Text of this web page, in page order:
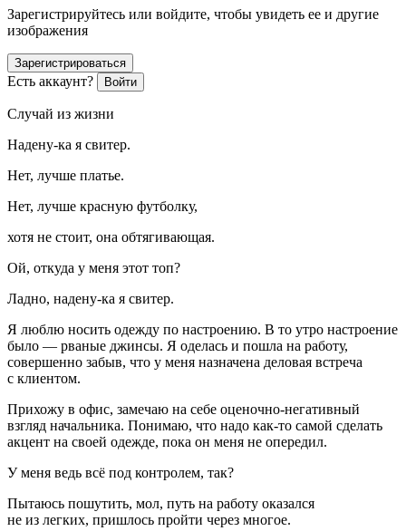
Зарегистрируйтесь или войдите, чтобы увидеть ее и другие
изображения
Зарегистрироваться
Есть аккаунт? Войти
Случай из жизни
Надену-ка я свитер.
Нет, лучше платье.
Нет, лучше красную футболку,
хотя не стоит, она обтягивающая.
Ой, откуда у меня этот топ?
Ладно, надену-ка я свитер.
Я люблю носить одежду по настроению. В то утро настроение
было — рваные джинсы. Я оделась и пошла на работу,
совершенно забыв, что у меня назначена деловая встреча
с клиентом.
Прихожу в офис, замечаю на себе оценочно-негативный
взгляд начальника. Понимаю, что надо как-то самой сделать
акцент на своей одежде, пока он меня не опередил.
У меня ведь всё под контролем, так?
Пытаюсь пошутить, мол, путь на работу оказался
не из легких, пришлось пройти через многое.